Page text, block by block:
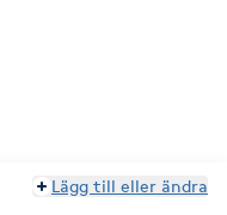
Lägg till eller ändra